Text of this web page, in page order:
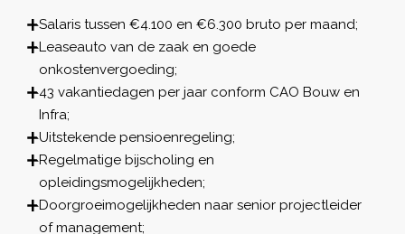
Salaris tussen €4.100 en €6.300 bruto per maand;
Leaseauto van de zaak en goede
onkostenvergoeding;
43 vakantiedagen per jaar conform CAO Bouw en
Infra;
Uitstekende pensioenregeling;
Regelmatige bijscholing en
opleidingsmogelijkheden;
Doorgroeimogelijkheden naar senior projectleider
of management;